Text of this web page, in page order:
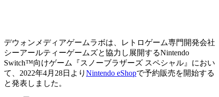
デウォンメディアゲームラボは、レトロゲーム専門開発会社
シーアールティーゲームズと協力し展開するNintendo
Switch™向けゲーム『スノーブラザーズ スペシャル』におい
て、2022年4月28日より Nintendo eShopで予約販売を開始する
と発表しました。